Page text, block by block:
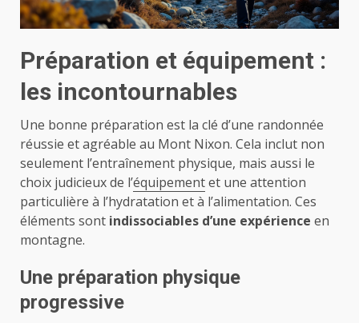
Préparation et équipement :
les incontournables
Une bonne préparation est la clé d’une randonnée
réussie et agréable au Mont Nixon. Cela inclut non
seulement l’entraînement physique, mais aussi le
choix judicieux de l’équipementet une attention
particulière à l’hydratation et à l’alimentation. Ces
éléments sont indissociables d’une expérience en
montagne.
Une préparation physique
progressive